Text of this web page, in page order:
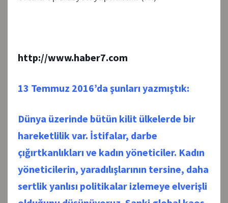
http://www.haber7.com
13 Temmuz 2016’da şunları yazmıştık:
Dünya üzerinde bütün kilit ülkelerde bir
hareketlilik var. İstifalar, darbe
çığırtkanlıkları ve kadın yöneticiler. Kadın
yöneticilerin, yaradılışlarının tersine, daha
sertlik yanlısı politikalar izlemeye elverişli